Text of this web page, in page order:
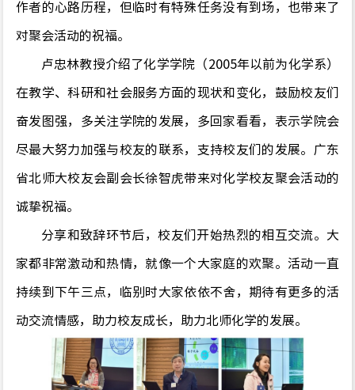
作者的心路历程，但临时有特殊任务没有到场，也带来了
对聚会活动的祝福。
卢忠林教授介绍了化学学院（ 2005年以前为化学系）
在教学、科研和社会服务方面的现状和变化，鼓励校友们
奋发图强，多关注学院的发展，多回家看看，表示学院会
尽最大努力加强与校友的联系， 支持校友们的发展。广东
省北师大校友会副会长徐智虎带来对化学校友聚会活动的
诚挚祝福。
分享和致辞环节后，校友们开始热烈的相互交流。大
家都非常激动和热情，就像一个大家庭的欢聚。活动一直
持续到下午三点，临别时大家依依不舍，期待有更多的活
动交流情感，助力校友成长，助力北师化学的发展。